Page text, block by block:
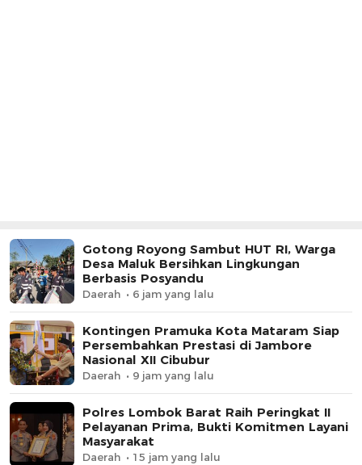
Gotong Royong Sambut HUT RI, Warga
Desa Maluk Bersihkan Lingkungan
Berbasis Posyandu
Daerah 6 jam yang lalu
Kontingen Pramuka Kota Mataram Siap
Persembahkan Prestasi di Jambore
Nasional XII Cibubur
Daerah 9 jam yang lalu
Polres Lombok Barat Raih Peringkat II
Pelayanan Prima, Bukti Komitmen Layani
Masyarakat
Daerah 15 jam yang lalu